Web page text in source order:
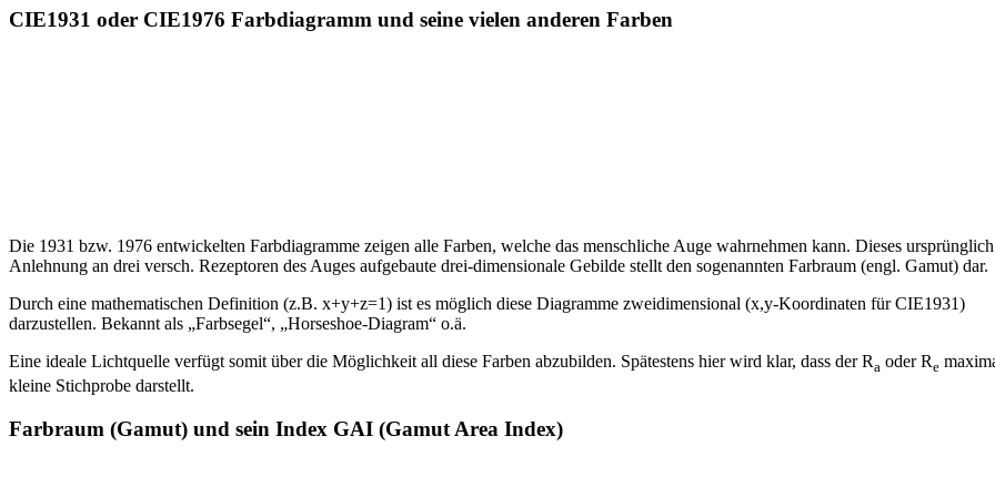
CIE1931 oder CIE1976 Farbdiagramm und seine vielen anderen Farben
Die 1931 bzw. 1976 entwickelten Farbdiagramme zeigen alle Farben, welche das menschliche Auge wahrnehmen kann. Dieses
Anlehnung an drei versch. Rezeptoren des Auges aufgebaute drei-dimensionale Gebilde stellt den sogenannten Farbraum (engl. Gamut) dar.
Durch eine mathematischen Definition (z.B. x+y+z=1) ist es möglich diese Diagramme zweidimensional (x,y-Koordinaten für CIE1931)
darzustellen. Bekannt als „Farbsegel“, „Horseshoe-Diagram“ o.ä.
Eine ideale Lichtquelle verfügt somit über die Möglichkeit all diese Farben abzubilden. Spätestens hier wird klar, dass der Ra oder Re
kleine Stichprobe darstellt.
Farbraum (Gamut) und sein Index GAI (Gamut Area Index)